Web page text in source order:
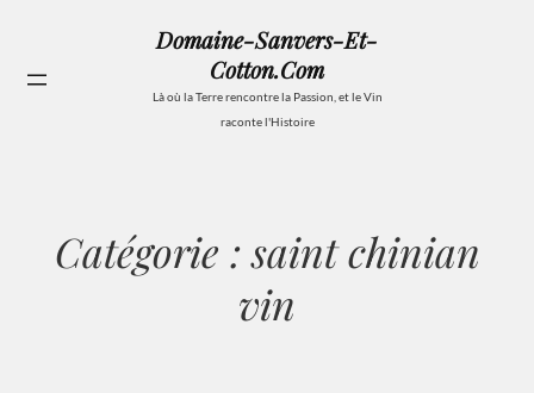
contenu
Domaine-Sanvers-Et-
Cotton.com
Là où la Terre rencontre la Passion, et le Vin
raconte l'Histoire
Catégorie :saint chinian
vin